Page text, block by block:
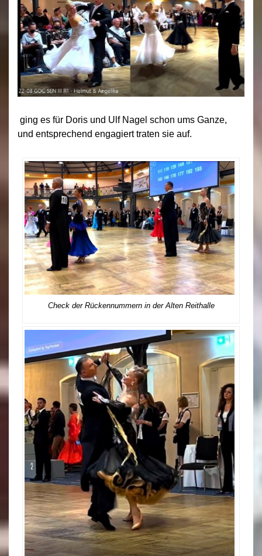
ging es für Doris und Ulf Nagel schon ums Ganze,
und entsprechend engagiert traten sie auf.
Check der Rückennummern in der Alten Reithalle